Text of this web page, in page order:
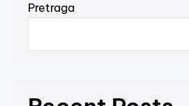
Pretraga